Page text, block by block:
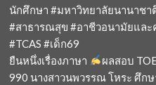
นักศึกษา #มหาวิทยาลัยนานาชาติ
#สาธารณสุข #อาชีวอนามัยและ
#TCAS #เด็ก69
ยืนหนึ่งเรื่องภาษา
ผลสอบ
990 นางสาวนพวรรณ โหระ ศึ